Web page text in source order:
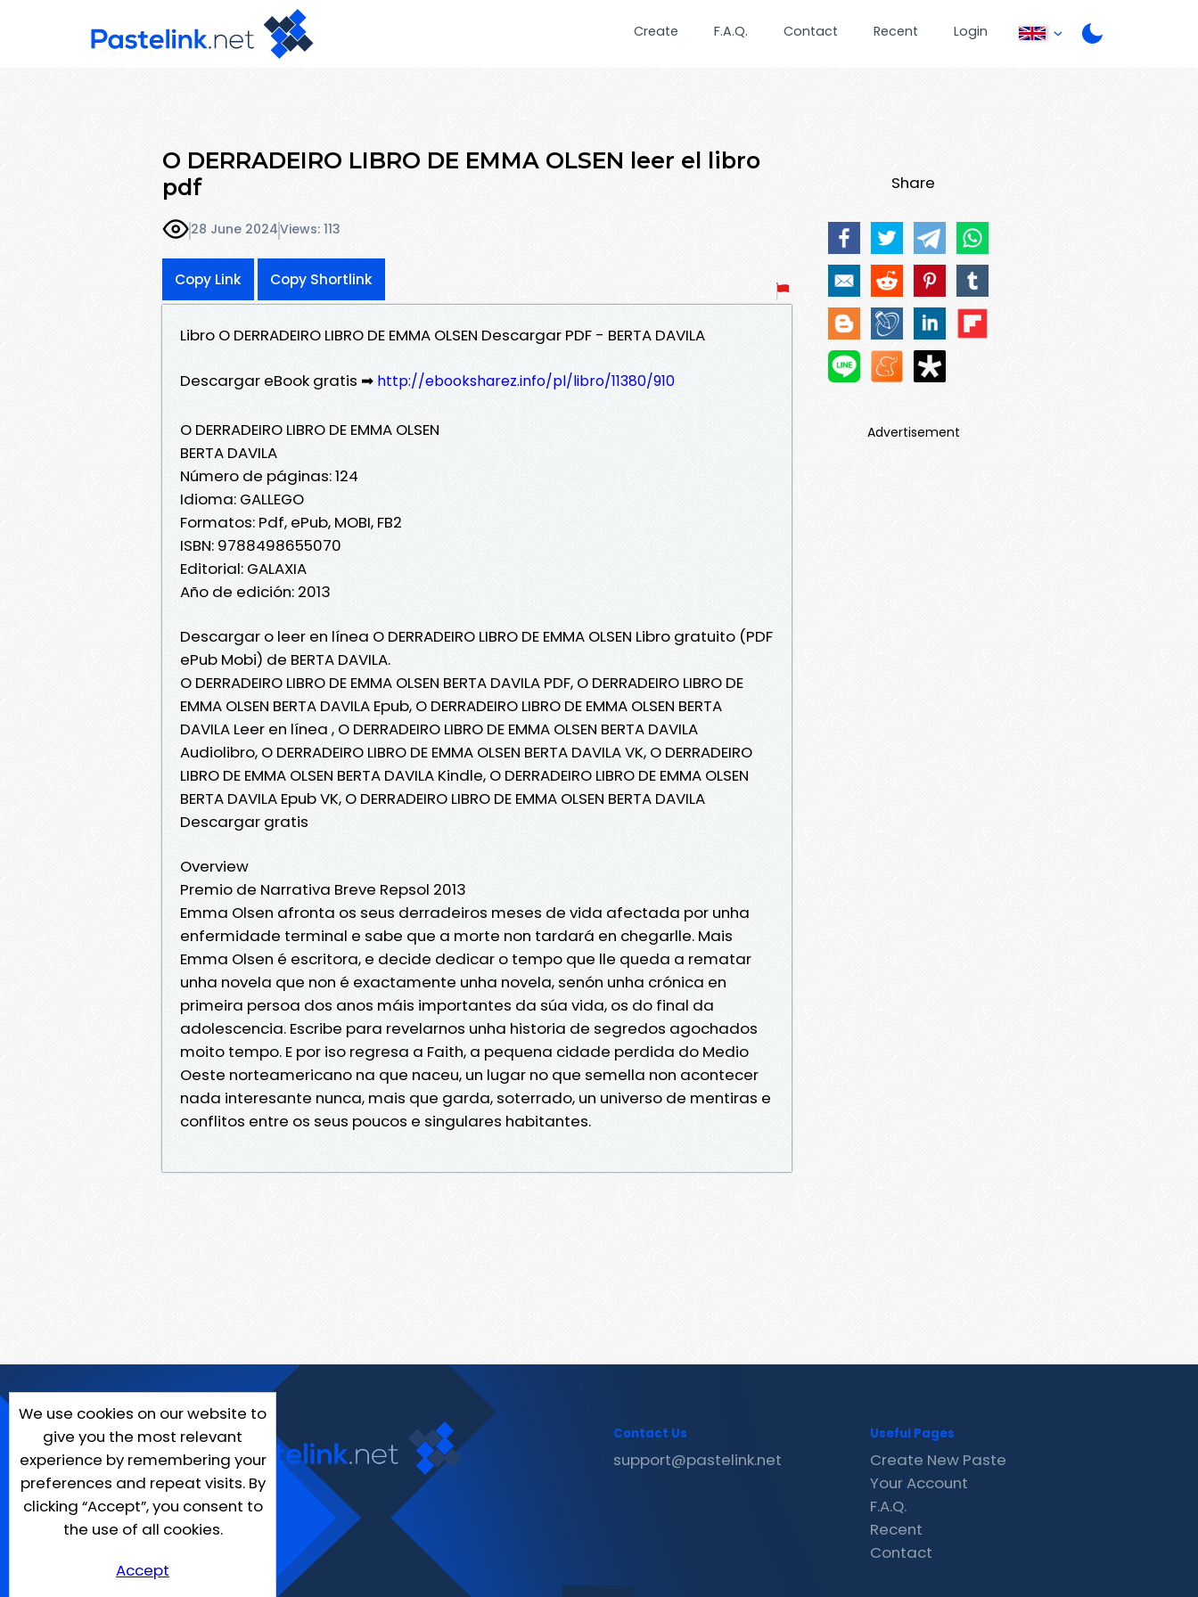
Create F.A.Q. Contact Recent Login
O DERRADEIRO LIBRO DE EMMA OLSEN leer el libro
pdf
28 June 2024Views: 113
Copy Link Copy Shortlink
Libro O DERRADEIRO LIBRO DE EMMA OLSEN Descargar PDF - BERTA DAVILA
Descargar eBook gratis ➡ http://ebooksharez.info/pl/libro/11380/910
O DERRADEIRO LIBRO DE EMMA OLSEN
BERTA DAVILA
Número de páginas: 124
Idioma: GALLEGO
Formatos: Pdf, ePub, MOBI, FB2
ISBN: 9788498655070
Editorial: GALAXIA
Año de edición: 2013
Descargar o leer en línea O DERRADEIRO LIBRO DE EMMA OLSEN Libro gratuito (PDF
ePub Mobi) de BERTA DAVILA.
O DERRADEIRO LIBRO DE EMMA OLSEN BERTA DAVILA PDF, O DERRADEIRO LIBRO DE
EMMA OLSEN BERTA DAVILA Epub, O DERRADEIRO LIBRO DE EMMA OLSEN BERTA
DAVILA Leer en línea , O DERRADEIRO LIBRO DE EMMA OLSEN BERTA DAVILA
Audiolibro, O DERRADEIRO LIBRO DE EMMA OLSEN BERTA DAVILA VK, O DERRADEIRO
LIBRO DE EMMA OLSEN BERTA DAVILA Kindle, O DERRADEIRO LIBRO DE EMMA OLSEN
BERTA DAVILA Epub VK, O DERRADEIRO LIBRO DE EMMA OLSEN BERTA DAVILA
Descargar gratis
Overview
Premio de Narrativa Breve Repsol 2013
Emma Olsen afronta os seus derradeiros meses de vida afectada por unha
enfermidade terminal e sabe que a morte non tardará en chegarlle. Mais
Emma Olsen é escritora, e decide dedicar o tempo que lle queda a rematar
unha novela que non é exactamente unha novela, senón unha crónica en
primeira persoa dos anos máis importantes da súa vida, os do final da
adolescencia. Escribe para revelarnos unha historia de segredos agochados
moito tempo. E por iso regresa a Faith, a pequena cidade perdida do Medio
Oeste norteamericano na que naceu, un lugar no que semella non acontecer
nada interesante nunca, mais que garda, soterrado, un universo de mentiras e
conflitos entre os seus poucos e singulares habitantes.
Share
Advertisement
We use cookies on our website to
give you the most relevant
experience by remembering your
preferences and repeat visits. By
clicking “Accept”, you consent to
the use of all cookies.
Accept
Contact Us
support@pastelink.net
Useful Pages
Create New Paste
Your Account
F.A.Q.
Recent
Contact